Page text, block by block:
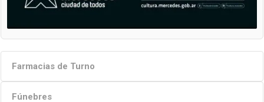
Farmacias de Turno
Fúnebres